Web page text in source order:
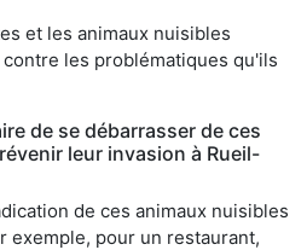
et les animaux nuisibles
les problématiques qu'ils
de se débarrasser de ces
leur invasion à Rueil-
de ces animaux nuisibles
exemple, pour un restaurant,